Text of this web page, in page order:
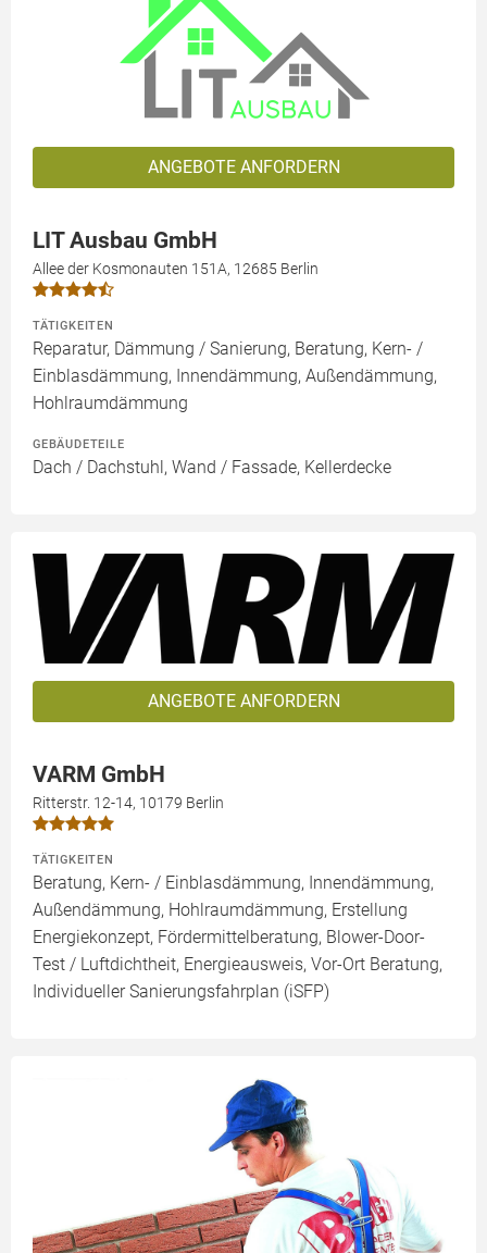
ANGEBOTE ANFORDERN
LIT Ausbau GmbH
Allee der Kosmonauten 151A, 12685 Berlin
TÄTIGKEITEN
Reparatur, Dämmung / Sanierung, Beratung, Kern- /
Einblasdämmung, Innendämmung, Außendämmung,
Hohlraumdämmung
GEBÄUDETEILE
Dach / Dachstuhl, Wand / Fassade, Kellerdecke
ANGEBOTE ANFORDERN
VARM GmbH
Ritterstr. 12-14, 10179 Berlin
TÄTIGKEITEN
Beratung, Kern- / Einblasdämmung, Innendämmung,
Außendämmung, Hohlraumdämmung, Erstellung
Energiekonzept, Fördermittelberatung, Blower-Door-
Test / Luftdichtheit, Energieausweis, Vor-Ort Beratung,
Individueller Sanierungsfahrplan (iSFP)